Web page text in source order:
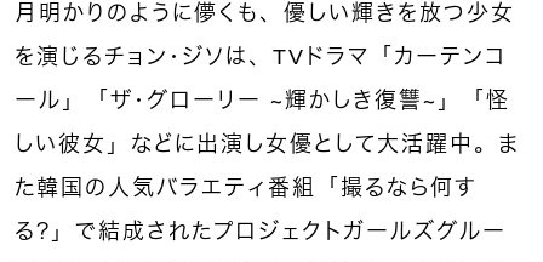
月明かりのように儚くも、優しい輝きを放つ少女
を演じるチョン・ジソは、TVドラマ「カーテンコ
ール」「ザ・グローリー 〜輝かしき復讐〜」「怪
しい彼女」などに出演し女優として大活躍中。ま
た韓国の人気バラエティ番組「撮るなら何す
る？」で結成されたプロジェクトガールズグルー